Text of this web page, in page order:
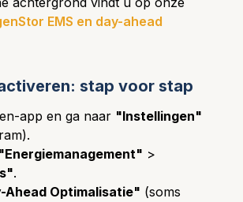
EMS en day-ahead
stap voor stap
app en ga naar "Instellingen"
"Energiemanagement" >
.
Ahead Optimalisatie" (soms